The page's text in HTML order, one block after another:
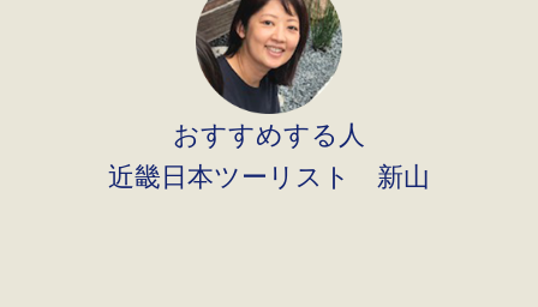
おすすめする人
近畿日本ツーリスト 新山